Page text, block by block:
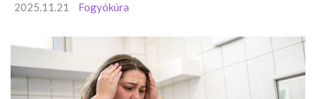
2025.11.21 Fogyókúra